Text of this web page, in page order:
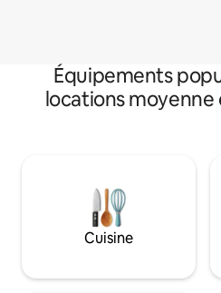
Équipements
locations
Cuisine